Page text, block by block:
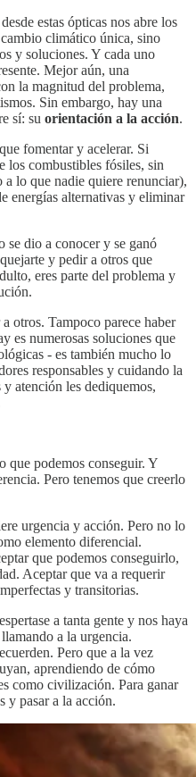
estas ópticas nos abre los
climático única, sino
y soluciones. Y cada uno
Mejor aún, una
la magnitud del problema,
Sin embargo, hay una
sí: su orientación a la acción.
fomentar y acelerar. Si
los combustibles fósiles, sin
a lo que nadie quiere renunciar),
energías alternativas y eliminar
se dio a conocer y se ganó
y pedir a otros que
eres parte del problema y
otros. Tampoco parece haber
es numerosas soluciones que
- es también mucho lo
responsables y cuidando la
atención les dediquemos,
que podemos conseguir. Y
Pero tenemos que creerlo
urgencia y acción. Pero no lo
elemento diferencial.
que podemos conseguirlo,
Aceptar que va a requerir
y transitorias.
a tanta gente y nos haya
a la urgencia.
Pero que a la vez
aprendiendo de cómo
como civilización. Para ganar
y pasar a la acción.